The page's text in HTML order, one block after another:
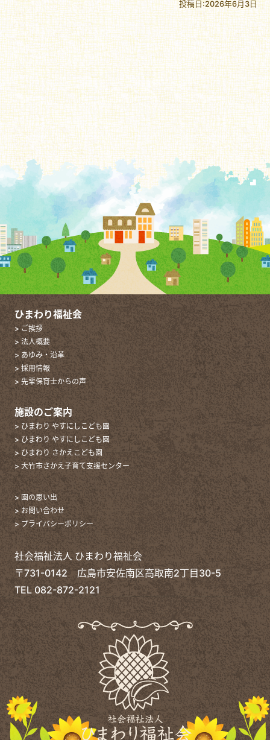
投稿日:2026年6月3日
ひまわり福祉会
> ご挨拶
> 法人概要
> あゆみ・沿革
> 採用情報
> 先輩保育士からの声
施設のご案内
> ひまわり やすにしこども園
> ひまわり やすにしこども園
> ひまわり さかえこども園
> 大竹市さかえ子育て支援センター
> 園の思い出
> お問い合わせ
> プライバシーポリシー
社会福祉法人 ひまわり福祉会
〒731-0142 広島市安佐南区高取南2丁目30-5
TEL 082-872-2121